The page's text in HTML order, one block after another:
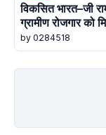
विकसित भारत–जी
ग्रामीण रोजगार को
by 0284518